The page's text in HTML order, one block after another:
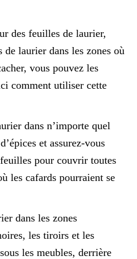
des feuilles de laurier,
laurier dans les zones où
vous pouvez les
comment utiliser cette
dans n’importe quel
et assurez-vous
pour couvrir toutes
les cafards pourraient se
dans les zones
les tiroirs et les
les meubles, derrière